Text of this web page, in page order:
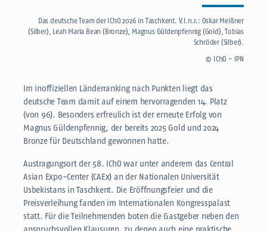
Das deutsche Team der IChO 2026 in Taschkent. V.l.n.r.: Oskar Meißner
(Silber), Leah Maria Bean (Bronze), Magnus Güldenpfennig (Gold), Tobias
Schröder (Silber).
© IChO - IPN
Im inoffiziellen Länderranking nach Punkten liegt das
deutsche Team damit auf einem hervorragenden 14. Platz
(von 96). Besonders erfreulich ist der erneute Erfolg von
Magnus Güldenpfennig, der bereits 2025 Gold und 2024
Bronze für Deutschland gewonnen hatte.
Austragungsort der 58. IChO war unter anderem das Central
Asian Expo-Center (CAEx) an der Nationalen Universität
Usbekistans in Taschkent. Die Eröffnungsfeier und die
Preisverleihung fanden im Internationalen Kongresspalast
statt. Für die Teilnehmenden boten die Gastgeber neben den